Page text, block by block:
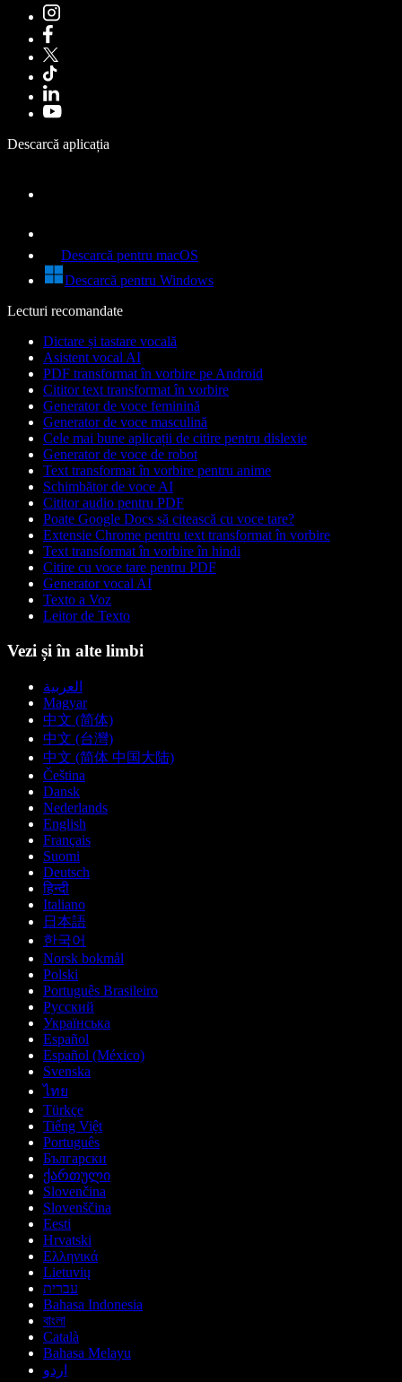
Descarcă aplicația
Descarcă pentru macOS
Descarcă pentru Windows
Lecturi recomandate
Dictare și tastare vocală
Asistent vocal AI
PDF transformat în vorbire pe Android
Cititor text transformat în vorbire
Generator de voce feminină
Generator de voce masculină
Cele mai bune aplicații de citire pentru dislexie
Generator de voce de robot
Text transformat în vorbire pentru anime
Schimbător de voce AI
Cititor audio pentru PDF
Poate Google Docs să citească cu voce tare?
Extensie Chrome pentru text transformat în vorbire
Text transformat în vorbire în hindi
Citire cu voce tare pentru PDF
Generator vocal AI
Texto a Voz
Leitor de Texto
Vezi și în alte limbi
العربية
Magyar
中文 (简体)
中文 (台灣)
中文 (简体 中国大陆)
Čeština
Dansk
Nederlands
English
Français
Suomi
Deutsch
हिन्दी
Italiano
日本語
한국어
Norsk bokmål
Polski
Português Brasileiro
Русский
Українська
Español
Español (México)
Svenska
ไทย
Türkçe
Tiếng Việt
Português
Български
ქართული
Slovenčina
Slovenščina
Eesti
Hrvatski
Ελληνικά
Lietuvių
עברית
Bahasa Indonesia
বাংলা
Català
Bahasa Melayu
اردو